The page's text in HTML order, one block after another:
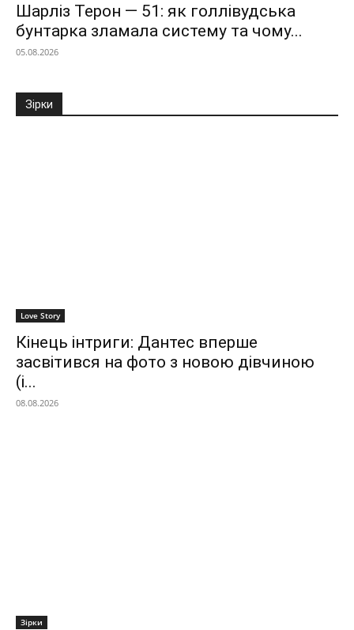
Шарліз Терон — 51: як голлівудська
бунтарка зламала систему та чому...
05.08.2026
Зірки
Love Story
Кінець інтриги: Дантес вперше
засвітився на фото з новою дівчиною
(і...
08.08.2026
Зірки